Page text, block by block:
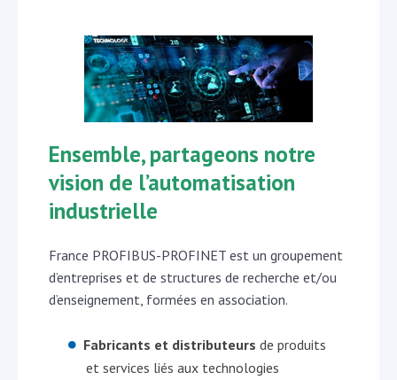
Ensemble,partageons notre
vision de l’automatisation
industrielle
France PROFIBUS-PROFINET est un groupement
d’entreprises et de structures de recherche et/ou
d’enseignement, formées en association.
Fabricants et distributeurs de produits
et services liés aux technologies